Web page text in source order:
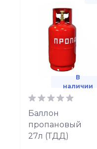
В
наличии
Баллон
пропановый
27л (ТДД)